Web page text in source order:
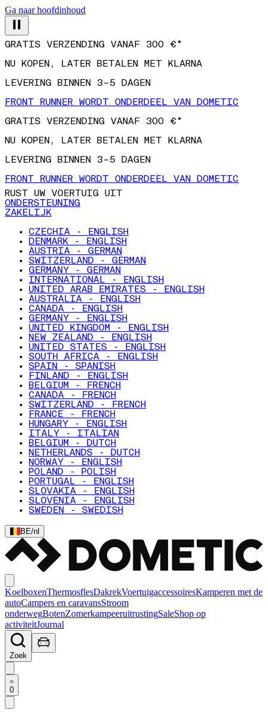
Ga naar hoofdinhoud
NU KOPEN, LATER BETALEN MET KLARNA
LEVERING BINNEN 3–5 DAGEN
FRONT RUNNER WORDT ONDERDEEL VAN DOMETIC
GRATIS VERZENDING VANAF 300 €*
NU KOPEN, LATER BETALEN MET KLARNA
LEVERING BINNEN 3–5 DAGEN
FRONT RUNNER WORDT ONDERDEEL VAN DOMETIC
RUST UW VOERTUIG UIT
ONDERSTEUNING
ZAKELIJK
CZECHIA - ENGLISH
DENMARK - ENGLISH
AUSTRIA - GERMAN
SWITZERLAND - GERMAN
GERMANY - GERMAN
INTERNATIONAL - ENGLISH
UNITED ARAB EMIRATES - ENGLISH
AUSTRALIA - ENGLISH
CANADA - ENGLISH
GERMANY - ENGLISH
UNITED KINGDOM - ENGLISH
NEW ZEALAND - ENGLISH
UNITED STATES - ENGLISH
SOUTH AFRICA - ENGLISH
SPAIN - SPANISH
FINLAND - ENGLISH
BELGIUM - FRENCH
CANADA - FRENCH
SWITZERLAND - FRENCH
FRANCE - FRENCH
HUNGARY - ENGLISH
ITALY - ITALIAN
BELGIUM - DUTCH
NETHERLANDS - DUTCH
NORWAY - ENGLISH
POLAND - POLISH
PORTUGAL - ENGLISH
SLOVAKIA - ENGLISH
SLOVENIA - ENGLISH
SWEDEN - SWEDISH
BE/nl
KoelboxenThermosflesDakrekVoertuigaccessoiresKamperen met de
autoCampers en caravansStroom
onderwegBotenZomerkampeeruitrustingSaleShop op
activiteitJournal
Zoek
0